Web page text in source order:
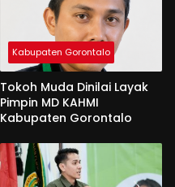
Kabupaten Gorontalo
Tokoh Muda Dinilai Layak
Pimpin MD KAHMI
Kabupaten Gorontalo